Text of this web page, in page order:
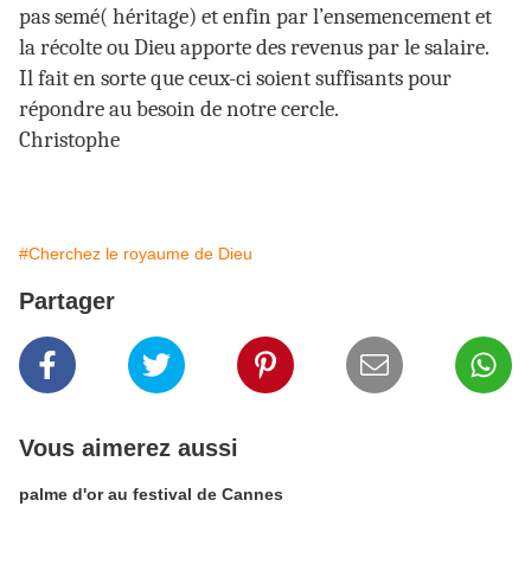
pas semé( héritage) et enfin par l’ensemencement et
la récolte ou Dieu apporte des revenus par le salaire.
Il fait en sorte que ceux-ci soient suffisants pour
répondre au besoin de notre cercle.
Christophe
#Cherchez le royaume de Dieu
Partager
Vous aimerez aussi
palme d'or au festival de Cannes